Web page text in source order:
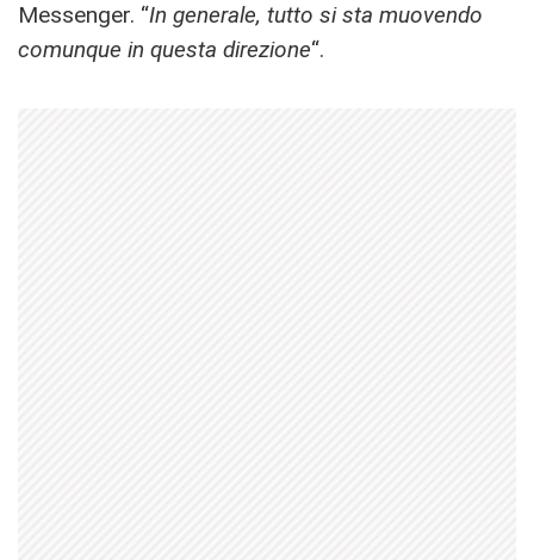
Messenger. “In generale, tutto si sta muovendo
comunque in questa direzione“.